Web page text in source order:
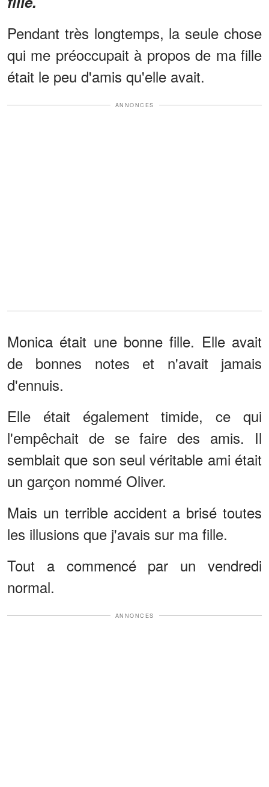
Pendant très longtemps, la seule chose
qui me préoccupait à propos de ma fille
était le peu d'amis qu'elle avait.
ANNONCES
Monica était une bonne fille. Elle avait
de bonnes notes et n'avait jamais
d'ennuis.
Elle était également timide, ce qui
l'empêchait de se faire des amis. Il
semblait que son seul véritable ami était
un garçon nommé Oliver.
Mais un terrible accident a brisé toutes
les illusions que j'avais sur ma fille.
Tout a commencé par un vendredi
normal.
ANNONCES